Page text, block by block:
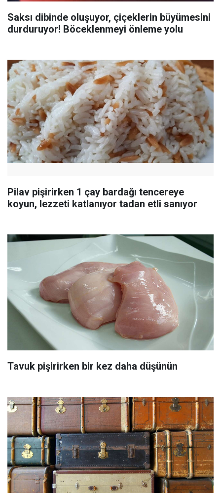
Saksı dibinde oluşuyor, çiçeklerin büyümesini
durduruyor! Böceklenmeyi önleme yolu
Pilav pişirirken 1 çay bardağı tencereye
koyun, lezzeti katlanıyor tadan etli sanıyor
Tavuk pişirirken bir kez daha düşünün